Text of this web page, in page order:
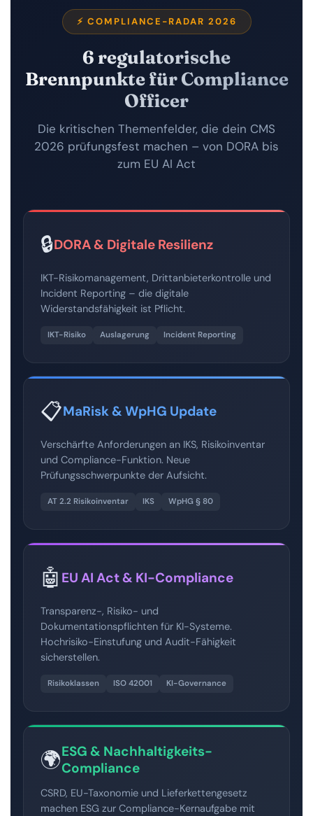
⚡ COMPLIANCE-RADAR 2026
6 regulatorische
Brennpunkte für Compliance
Officer
Die kritischen Themenfelder, die dein CMS
2026 prüfungsfest machen – von DORA bis
zum EU AI Act
🔒DORA & Digitale Resilienz
IKT-Risikomanagement, Drittanbieterkontrolle und
Incident Reporting – die digitale
Widerstandsfähigkeit ist Pflicht.
IKT-Risiko Auslagerung Incident Reporting
📋MaRisk & WpHG Update
Verschärfte Anforderungen an IKS, Risikoinventar
und Compliance-Funktion. Neue
Prüfungsschwerpunkte der Aufsicht.
AT 2.2 Risikoinventar IKS WpHG § 80
🤖 EU AI Act & KI-Compliance
Transparenz-, Risiko- und
Dokumentationspflichten für KI-Systeme.
Hochrisiko-Einstufung und Audit-Fähigkeit
sicherstellen.
Risikoklassen ISO 42001 KI-Governance
🌍ESG & Nachhaltigkeits-
Compliance
CSRD, EU-Taxonomie und Lieferkettengesetz
machen ESG zur Compliance-Kernaufgabe mit